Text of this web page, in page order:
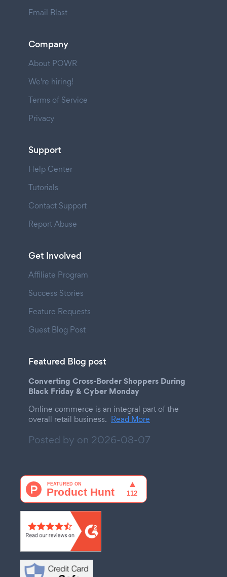
Email Blast
Company
About POWR
We're hiring!
Terms of Service
Privacy
Support
Help Center
Tutorials
Contact Support
Report Abuse
Get Involved
Affiliate Program
Success Stories
Feature Requests
Guest Blog Post
Featured Blog post
Converting Cross-Border Shoppers During
Black Friday & Cyber Monday
Online commerce is an integral part of the
overall retail business. Read More
Posted by on 2026-08-07